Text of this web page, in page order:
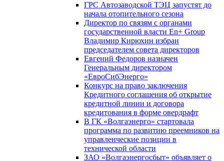
ГРС Автозаводской ТЭЦ запустят до
начала отопительного сезона
Директор по связям с органами
государственной власти En+ Group
Владимир Кирюхин избран
председателем совета директоров
Евгений Федоров назначен
Генеральным директором
«ЕвроСибЭнерго»
Конкурс на право заключения
Кредитного соглашения об открытие
кредитной линии и договора
кредитования в форме овердрафт
В ГК «Волгаэнерго» стартовала
программа по развитию преемников на
управленческие позиции в
технической области
ЗАО «Волгаэнергосбыт» объявляет о